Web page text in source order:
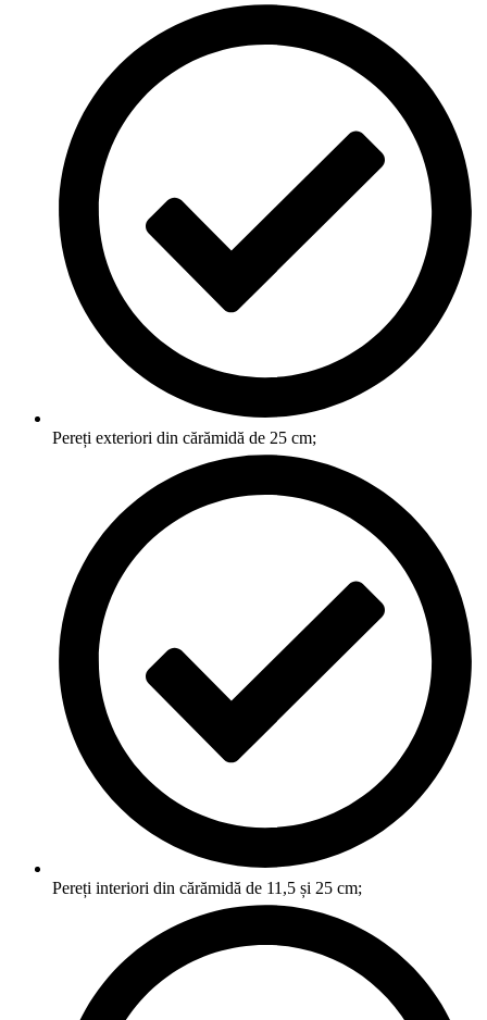
Pereți exteriori din cărămidă de 25 cm;
Pereți interiori din cărămidă de 11,5 și 25 cm;